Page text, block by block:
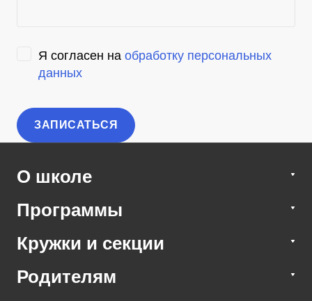
Я согласен на обработку персональных
данных
О школе
Программы
Кружки и секции
Родителям